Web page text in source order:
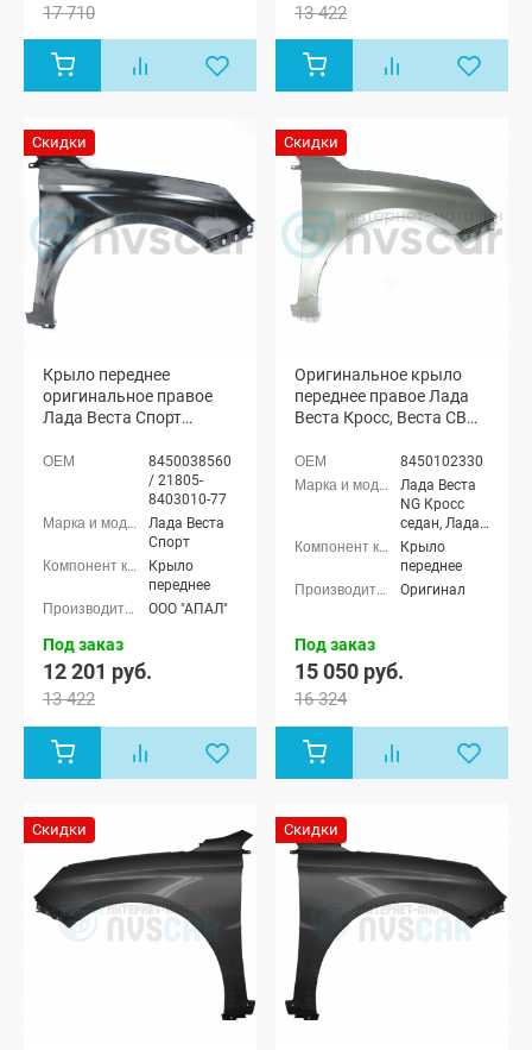
17 710 13 422
Скидки
Крыло переднее
оригинальное правое
Лада Веста Спорт
8450038560
/ 21805-
8403010-77
Лада Веста
Спорт
Крыло
переднее
ООО "АПАЛ"
Под заказ
12 201 руб.
13 422
Скидки
Оригинальное крыло
переднее правое Лада
Веста Кросс, Веста СВ
8450102330
Лада Веста
NG Кросс
седан, Лада
Веста NG
(SW) Кросс
универсал,
Лада Веста
универсал
Крыло
переднее
Оригинал
Под заказ
15 050 руб.
16 324
Скидки Скидки